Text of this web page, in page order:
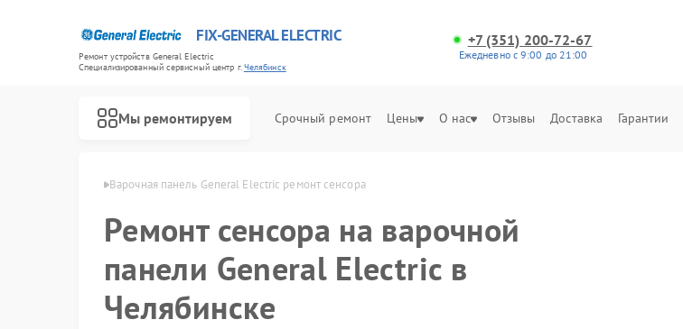
FIX-GENERAL ELECTRIC
Ремонт устройств General Electric
Специализированный cервисный центр г.Челябинск
+7 (351) 200-72-67
Ежедневно с 9:00 до 21:00
Мы ремонтируем Срочный ремонт Цены О нас Отзывы Доставка Гарантии
в Челябинске Варочная панель General Electric ремонт сенсора
Ремонт сенсора на варочной
панели General Electric в
Челябинске